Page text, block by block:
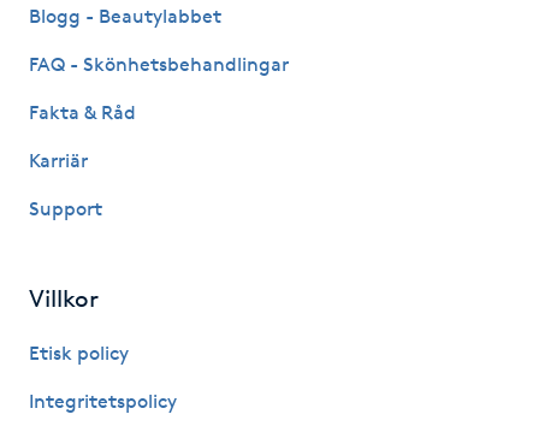
Hårvård
IPL
Blogg - Beautylabbet
FAQ - Skönhetsbehandlingar
Fakta & Råd
Karriär
Support
Villkor
Etisk policy
Integritetspolicy